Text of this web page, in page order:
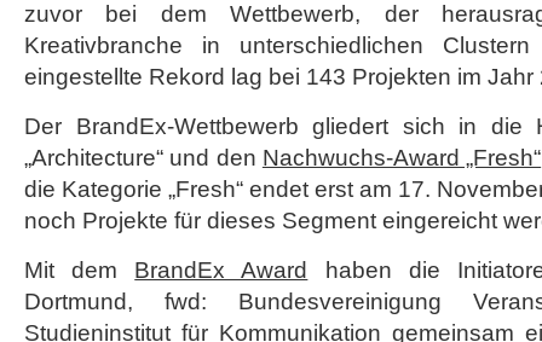
zuvor bei dem Wettbewerb, der
Kreativbranche in unterschiedlichen
eingestellte Rekord lag bei 143 Projekten im Jahr
Der BrandEx-Wettbewerb gliedert sich in die
„Architecture“ und den Nachwuchs-Award „Fresh“
die Kategorie „Fresh“ endet erst am 17.
noch Projekte für dieses Segment eingereicht
Mit dem BrandEx Award
haben die
Dortmund, fwd: Bundesvereinigung
Studieninstitut für Kommunikation gemeinsam